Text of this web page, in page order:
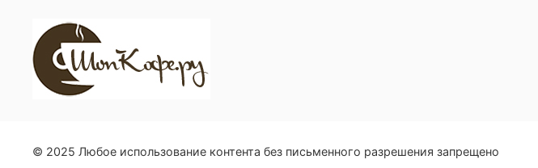
© 2025 Любое использование контента без письменного разрешения запрещено